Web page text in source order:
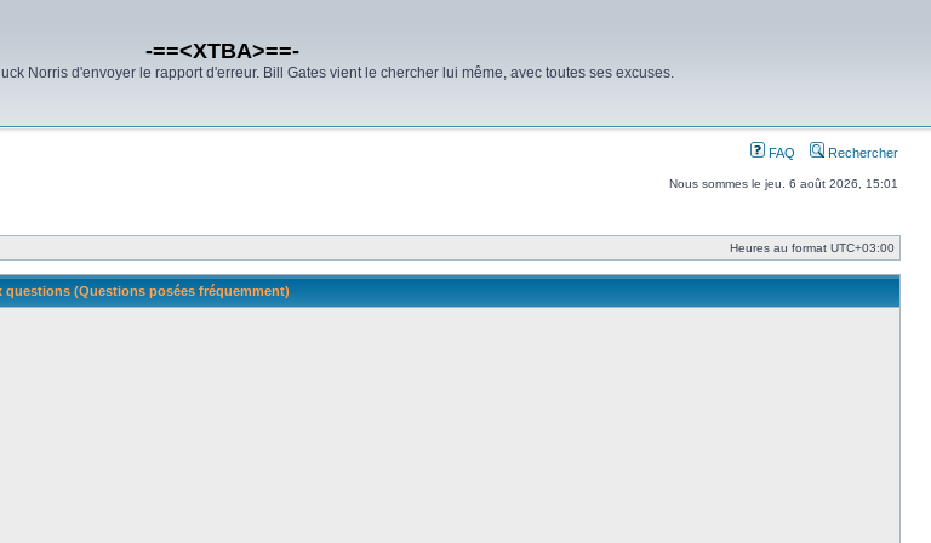
-==<XTBA>==-
Norris d'envoyer le rapport d'erreur. Bill Gates vient le chercher lui même, avec toutes ses excuses.
FAQ Rechercher
Nous sommes le jeu. 6 août 2026, 15:01
Heures au format UTC+03:00
questions (Questions posées fréquemment)